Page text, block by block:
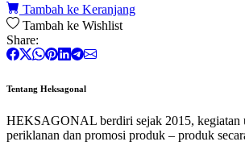
Tambah ke Keranjang
Tambah ke Wishlist
Share:
Tentang Heksagonal
HEKSAGONAL berdiri sejak 2015, kegiatan
periklanan dan promosi produk – produk